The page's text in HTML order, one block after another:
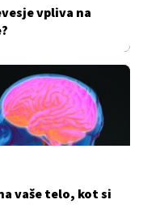
vpliva na
vaše telo, kot si